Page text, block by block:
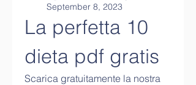
September 8, 2023
La perfetta 10
dieta pdf gratis
Scarica gratuitamente la nostra